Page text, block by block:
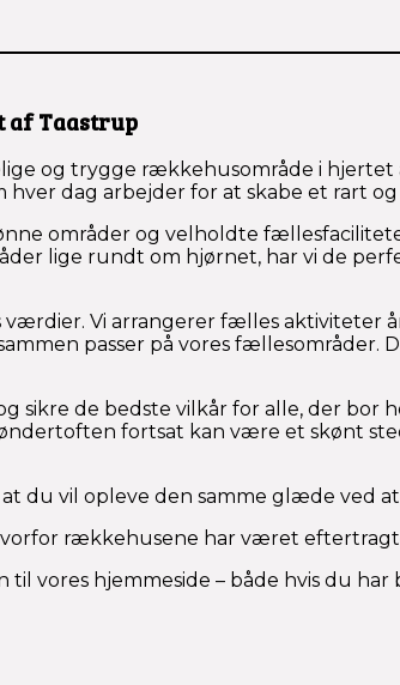
af Taastrup
og trygge rækkehusområde i hjertet
dag arbejder for at skabe et rart
områder og velholdte
lige rundt om hjørnet, har vi de
Vi arrangerer fælles aktiviteter
passer på vores
sikre de bedste vilkår for alle, der
fortsat kan være et skønt
du vil opleve den samme glæde ved
rækkehusene har været
vores hjemmeside – både hvis du